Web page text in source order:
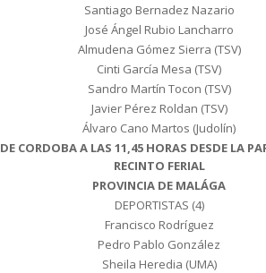
Santiago Bernadez Nazario
José Ángel Rubio Lancharro
Almudena Gómez Sierra (TSV)
Cinti García Mesa (TSV)
Sandro Martín Tocon (TSV)
Javier Pérez Roldan (TSV)
Álvaro Cano Martos (Judolín)
CORDOBA A LAS 11,45 HORAS DESDE LA
RECINTO FERIAL
PROVINCIA DE MALÁGA
DEPORTISTAS (4)
Francisco Rodríguez
Pedro Pablo González
Sheila Heredia (UMA)